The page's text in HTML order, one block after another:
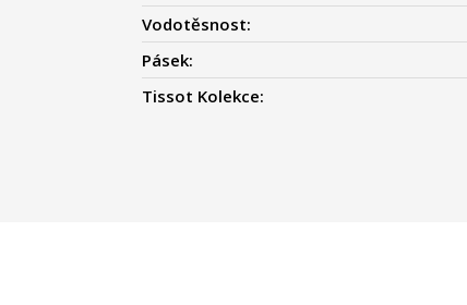
Vodotěsnost:
Pásek:
Tissot Kolekce: